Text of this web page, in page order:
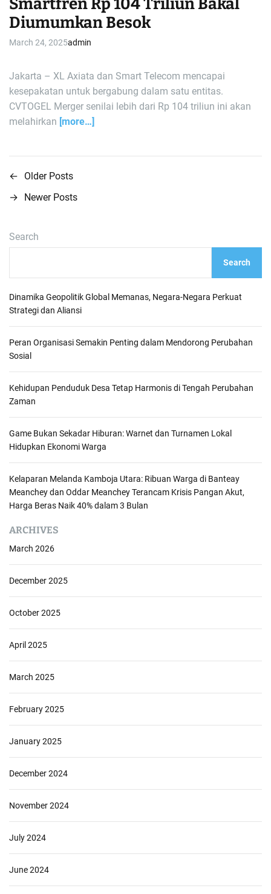
Smartfren Rp 104 Triliun Bakal
Diumumkan Besok
March 24, 2025admin
Jakarta – XL Axiata dan Smart Telecom mencapai
kesepakatan untuk bergabung dalam satu entitas.
CVTOGEL Merger senilai lebih dari Rp 104 triliun ini akan
melahirkan [more…]
P
o
t
n
a
v
i
g
a
t
o
n
←
Older Posts
→
Newer Posts
Search
Search
Dinamika Geopolitik Global Memanas, Negara-Negara Perkuat
Strategi dan Aliansi
Peran Organisasi Semakin Penting dalam Mendorong Perubahan
Sosial
Kehidupan Penduduk Desa Tetap Harmonis di Tengah Perubahan
Zaman
Game Bukan Sekadar Hiburan: Warnet dan Turnamen Lokal
Hidupkan Ekonomi Warga
Kelaparan Melanda Kamboja Utara: Ribuan Warga di Banteay
Meanchey dan Oddar Meanchey Terancam Krisis Pangan Akut,
Harga Beras Naik 40% dalam 3 Bulan
ARCHIVES
March 2026
December 2025
October 2025
April 2025
March 2025
February 2025
January 2025
December 2024
November 2024
July 2024
June 2024